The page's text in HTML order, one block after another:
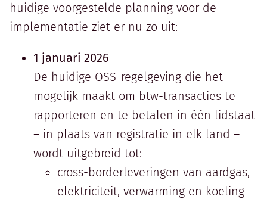
huidige voorgestelde planning voor de
implementatie ziet er nu zo uit:
1 januari 2026
De huidige OSS-regelgeving die het
mogelijk maakt om btw-transacties te
rapporteren en te betalen in één lidstaat
– in plaats van registratie in elk land –
wordt uitgebreid tot:
cross-borderleveringen van aardgas,
elektriciteit, verwarming en koeling